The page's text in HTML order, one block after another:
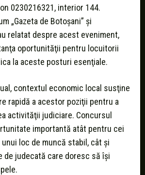
0230216321, interior 144.
„Gazeta de Botoșani” şi
relatat despre acest eveniment,
oportunităţii pentru locuitorii
la aceste posturi esenţiale.
contextul economic local susţine
rapidă a acestor poziţii pentru a
activităţii judiciare. Concursul
importantă atât pentru cei
loc de muncă stabil, cât şi
de judecată care doresc să îşi